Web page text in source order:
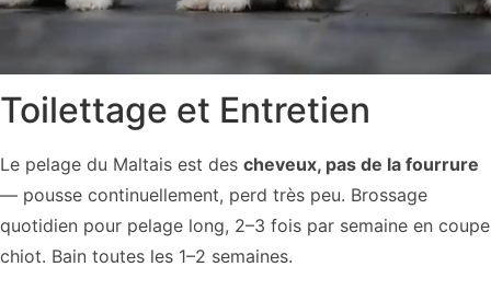
Toilettage et Entretien
Le pelage du Maltais est des cheveux, pas de la fourrure
— pousse continuellement, perd très peu. Brossage
quotidien pour pelage long, 2–3 fois par semaine en coupe
chiot. Bain toutes les 1–2 semaines.